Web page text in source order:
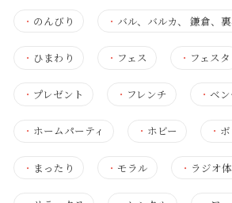
・ のんびり ・ バル、バルカ、 鎌倉、
・ ひまわり ・ フェス ・ フェスタ
・ プレゼント ・ フレンチ ・ ベ
・ ホームパーティ ・ ホビー ・
・ まったり ・ モラル ・ ラジオ